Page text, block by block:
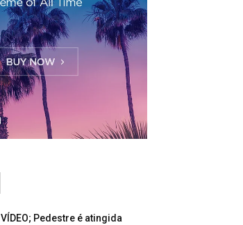
VÍDEO; Pedestre é atingida